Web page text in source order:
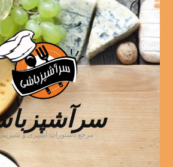
مرجع دستورات آشپزی و